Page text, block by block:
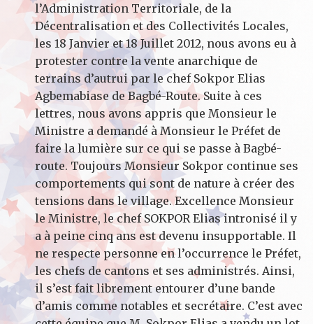
l’Administration Territoriale, de la
Décentralisation et des Collectivités Locales,
les 18 Janvier et 18 Juillet 2012, nous avons eu à
protester contre la vente anarchique de
terrains d’autrui par le chef Sokpor Elias
Agbemabiase de Bagbé-Route. Suite à ces
lettres, nous avons appris que Monsieur le
Ministre a demandé à Monsieur le Préfet de
faire la lumière sur ce qui se passe à Bagbé-
route. Toujours Monsieur Sokpor continue ses
comportements qui sont de nature à créer des
tensions dans le village. Excellence Monsieur
le Ministre, le chef SOKPOR Elias intronisé il y
a à peine cinq ans est devenu insupportable. Il
ne respecte personne en l’occurrence le Préfet,
les chefs de cantons et ses administrés. Ainsi,
il s’est fait librement entourer d’une bande
d’amis comme notables et secrétaire. C’est avec